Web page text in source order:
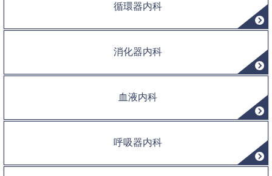
循環器内科
消化器内科
血液内科
呼吸器内科